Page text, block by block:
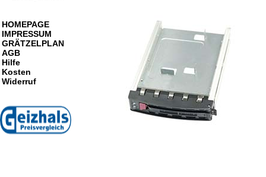
HOMEPAGE
IMPRESSUM
GRÄTZELPLAN
AGB
Hilfe
Kosten
Widerruf